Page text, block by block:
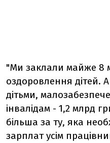
"Ми заклали майже 8
оздоровлення дітей.
дітьми,
інвалідам - 1,2 млрд
більша за ту, яка
зарплат усім